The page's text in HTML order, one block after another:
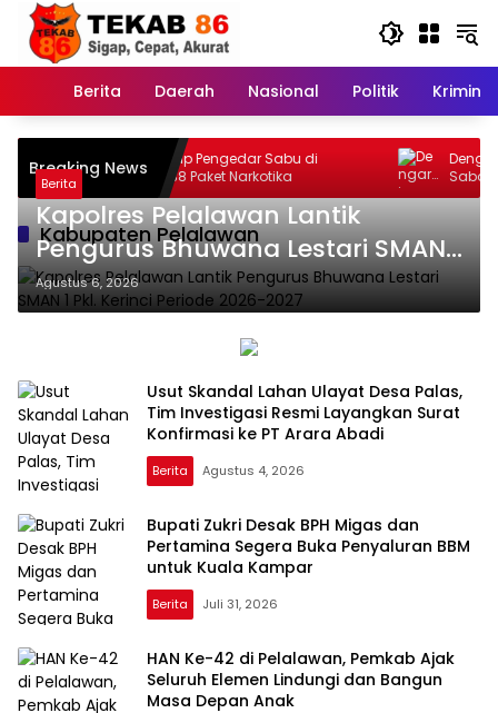
Langsung
konten
Home
Berita Daerah Nasional Politik Kriminal
Breaking News
Polisi Tangkap Pengedar Sabu di
Marbau,BB 38 Paket Narkotika
Dengar
Sabam
Gelugur
Kabupaten Pelalawan
Berita
Kapolres Pelalawan Lantik
Pengurus Bhuwana Lestari SMAN 1
Pkl. Kerinci Periode 2026-2027
Agustus 6, 2026
Usut Skandal Lahan Ulayat Desa Palas,
Tim Investigasi Resmi Layangkan Surat
Konfirmasi ke PT Arara Abadi
Berita Agustus 4, 2026
Bupati Zukri Desak BPH Migas dan
Pertamina Segera Buka Penyaluran BBM
untuk Kuala Kampar
Berita Juli 31, 2026
HAN Ke-42 di Pelalawan, Pemkab Ajak
Seluruh Elemen Lindungi dan Bangun
Masa Depan Anak